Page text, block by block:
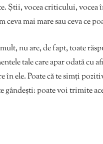
Știi, vocea criticului, vocea
ceva mai mare sau ceva ce
nu are, de fapt, toate
tale care apar odată cu
în ele. Poate că te simți
gândești: poate voi trimite